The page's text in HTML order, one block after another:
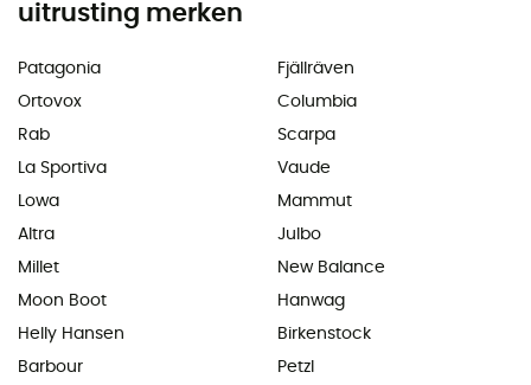
uitrusting merken
Patagonia
Ortovox
Rab
La Sportiva
Lowa
Altra
Millet
Moon Boot
Helly Hansen
Barbour
Fjällräven
Columbia
Scarpa
Vaude
Mammut
Julbo
New Balance
Hanwag
Birkenstock
Petzl